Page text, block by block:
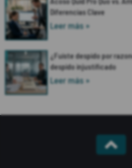
Diferencias Clave
Leer más »
¿Fuiste despido por
despido injustificado
Leer más »